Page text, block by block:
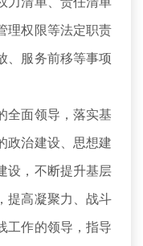
理权限等法定职责
、服务前移等事项
面领导，落实基
政治建设、思想建
设，不断提升基层
提高凝聚力、战斗
工作的领导，指导